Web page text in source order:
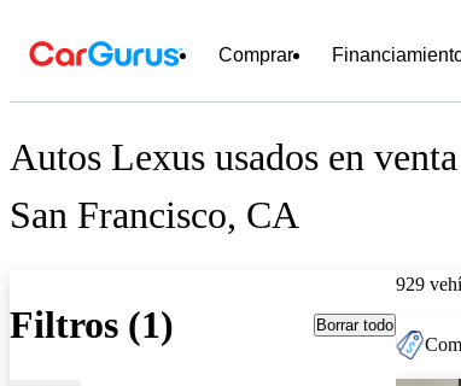
Comprar
Autos Lexus usados en
San Francisco, CA
Filtros (1) Borrar todo
929